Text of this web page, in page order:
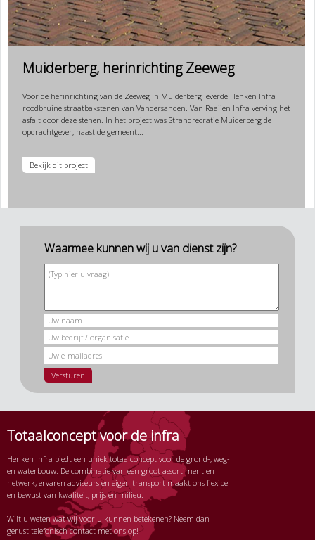
Muiderberg, herinrichting Zeeweg
Voor de herinrichting van de Zeeweg in Muiderberg leverde Henken Infra
roodbruine straatbakstenen van Vandersanden. Van Raaijen Infra verving het
asfalt door deze stenen. In het project was Strandrecratie Muiderberg de
opdrachtgever, naast de gemeent...
Bekijk dit project
Waarmee kunnen wij u van dienst zijn?
Totaalconcept voor de infra
Henken Infra biedt een uniek totaalconcept voor de grond-, weg-
en waterbouw. De combinatie van een groot assortiment en
netwerk, ervaren adviseurs en eigen transport maakt ons flexibel
en bewust van kwaliteit, prijs en milieu.
Wilt u weten wat wij voor u kunnen betekenen? Neem dan
gerust telefonisch contact met ons op!